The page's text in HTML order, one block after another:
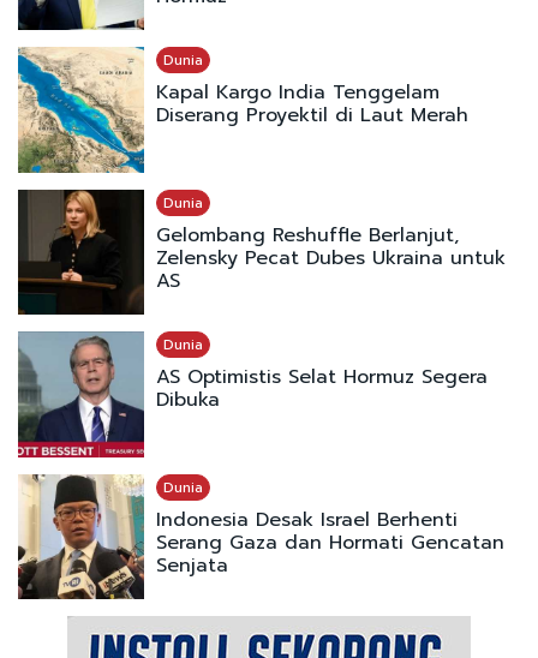
Dunia
Kapal Kargo India Tenggelam
Diserang Proyektil di Laut Merah
Dunia
Gelombang Reshuffle Berlanjut,
Zelensky Pecat Dubes Ukraina untuk
AS
Dunia
AS Optimistis Selat Hormuz Segera
Dibuka
Dunia
Indonesia Desak Israel Berhenti
Serang Gaza dan Hormati Gencatan
Senjata